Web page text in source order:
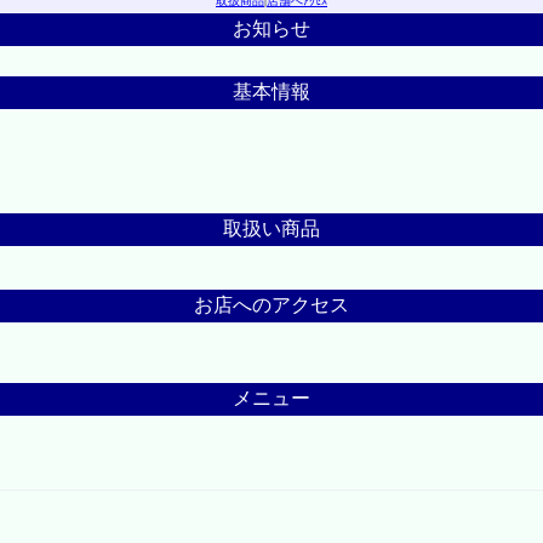
お知らせ
基本情報
取扱い商品
お店へのアクセス
メニュー